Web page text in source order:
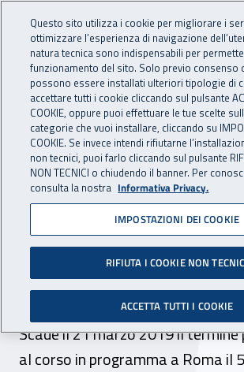
INAIL - Istituto
Navigazione
Navigazione - Ti trovi in:
Home Inail comunica Scadenze Scadenza
Scadenza iscrizione
formazione "Lo
OiRA a supporto
valutazione dei
uffici"
Scade il 21 marzo 2019 il termine
al corso in programma a Roma il
Questo sito utilizza i cookie per migliorare i
ottimizzare l’esperienza di navigazione
natura tecnica sono indispensabili per
funzionamento del sito. Solo previo consenso
possono essere installati ulteriori tipologie di
accettare tutti i cookie cliccando sul pulsante
COOKIE, oppure puoi effettuare le tue scelte
categorie che vuoi installare, cliccando su
COOKIE. Se invece intendi rifiutarne
non tecnici, puoi farlo cliccando sul pulsante
NON TECNICI o chiudendo il banner. Per
consulta la nostra Informativa Privacy.
IMPOSTAZIONI DEI COOKIE
RIFIUTA I COOKIE NON
ACCETTA TUTTI I COOKIE